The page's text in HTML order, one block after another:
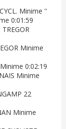
Minime ''
0:01:59
Minime
0:02:19
Minime
22
Minime